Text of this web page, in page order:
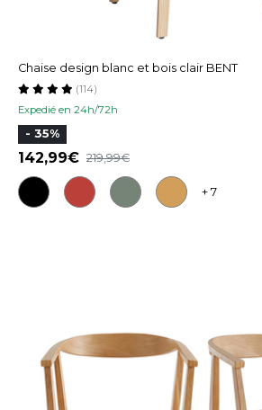
Chaise design blanc et bois clair BENT
Expedié en 24h/72h
(114)
- 35%
142,99 219,99
+ 7